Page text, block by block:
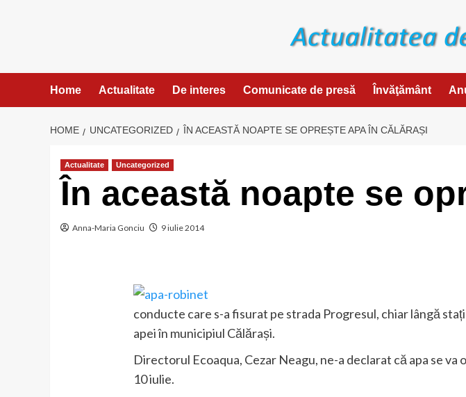
Home Actualitate De interes Comunicate de presă Învăţământ
HOME UNCATEGORIZED ÎN ACEASTĂ NOAPTE SE OPREȘTE APA ÎN CĂLĂRAȘI
Actualitate Uncategorized
În această noapte se
Anna-Maria Gonciu 9 iulie 2014
conducte care s-a fisurat pe strada Progresul, chiar lângă
apei în municipiul Călărași.
Directorul Ecoaqua, Cezar Neagu, ne-a declarat că apa se va
10 iulie.